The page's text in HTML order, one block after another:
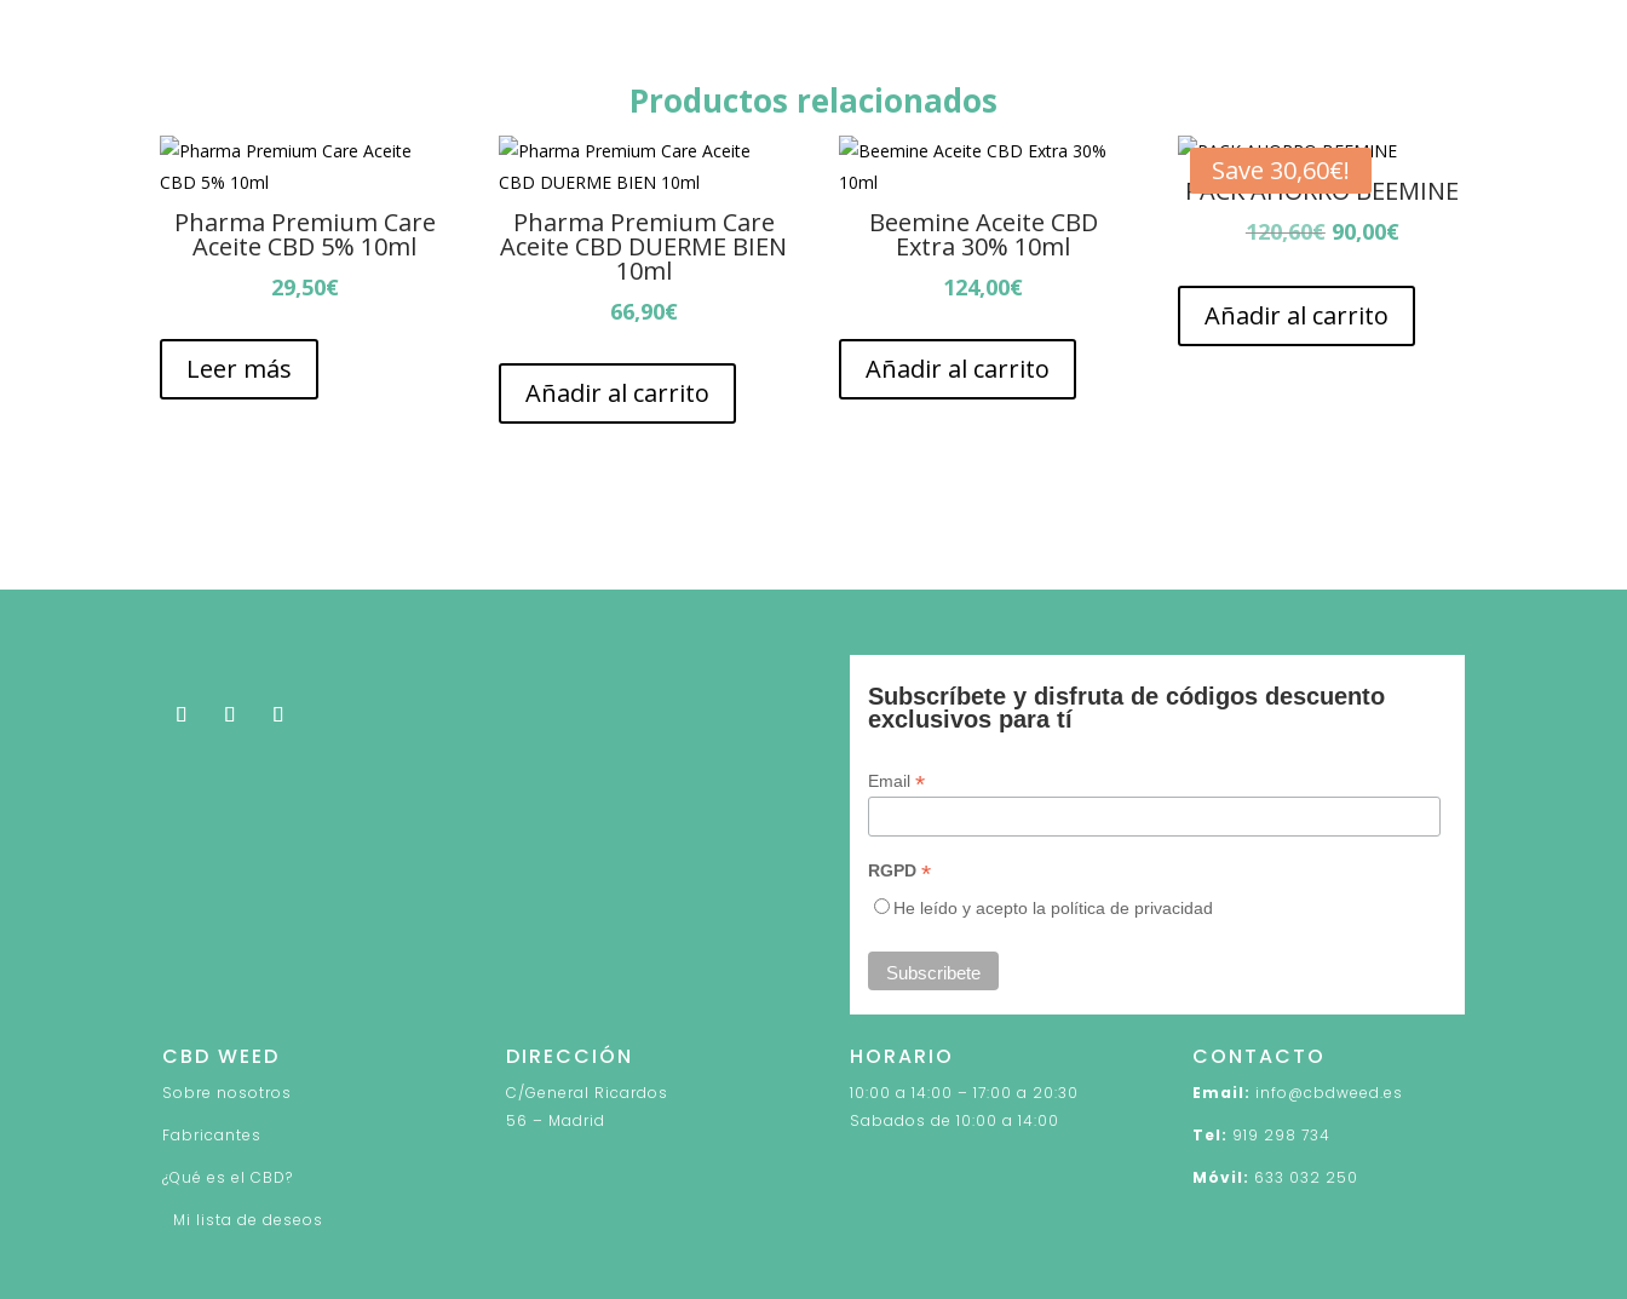
Productos relacionados
Pharma Premium Care
Aceite CBD 5% 10ml
29,50€
Leer más
Pharma Premium Care
Aceite CBD DUERME BIEN
10ml
66,90€
Añadir al carrito
Beemine Aceite CBD
Extra 30% 10ml
124,00€
Añadir al carrito
Save 30,60€!
PACK AHORRO BEEMINE
120,60€ El
original
era:
120,60€.
90,00€El
actual
90,00€.
Añadir al carrito
Subscríbete y disfruta de códigos descuento
exclusivos para tí
Email *
RGPD *
He leído y acepto la política de privacidad
CBD WEED
Sobre nosotros
Fabricantes
¿Qué es el CBD?
Mi lista de deseos
DIRECCIÓN
C/General Ricardos
56 – Madrid
HORARIO
10:00 a 14:00 – 17:00 a 20:30
Sabados de 10:00 a 14:00
CONTACTO
Email: info@cbdweed.es
Tel: 919 298 734
Móvil: 633 032 250